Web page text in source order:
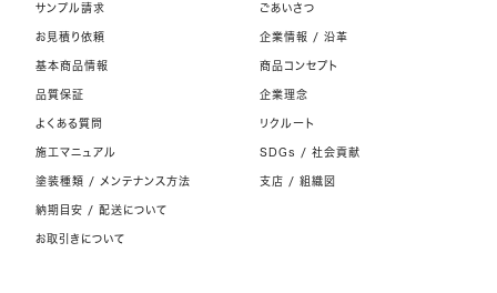
サンプル請求
お見積り依頼
基本商品情報
品質保証
よくある質問
施工マニュアル
塗装種類 / メンテナンス方法
納期目安 / 配送について
お取引きについて
ごあいさつ
企業情報 / 沿革
商品コンセプト
企業理念
リクルート
SDGs / 社会貢献
支店 / 組織図